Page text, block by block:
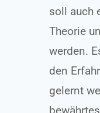
soll auch
Theorie
werden.
den
gelernt